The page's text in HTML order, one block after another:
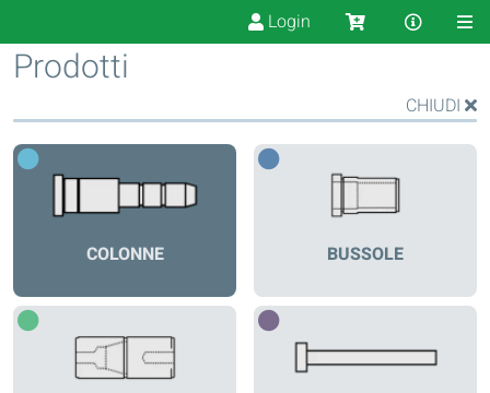
Login
Prodotti
CHIUDI
COLONNE BUSSOLE